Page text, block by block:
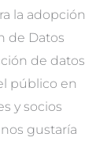
la adopción
de Datos
de datos
público en
y socios
gustaría